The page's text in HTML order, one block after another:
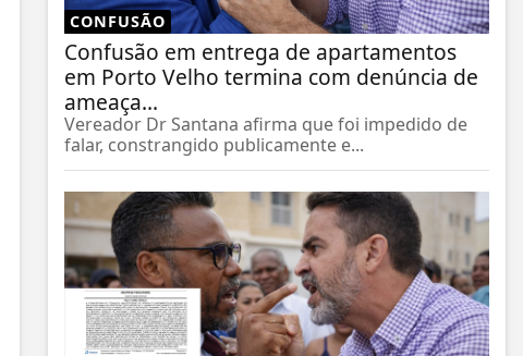
CONFUSÃO
Confusão em entrega de apartamentos
em Porto Velho termina com denúncia de
ameaça...
Vereador Dr Santana afirma que foi impedido de
falar, constrangido publicamente e...